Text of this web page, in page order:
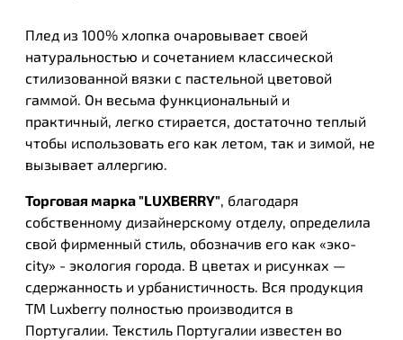
Плед из 100% хлопка очаровывает своей
натуральностью и сочетанием классической
стилизованной вязки с пастельной цветовой
гаммой. Он весьма функциональный и
практичный, легко стирается, достаточно теплый
чтобы использовать его как летом, так и зимой, не
вызывает аллергию.
Торговая марка "LUXBERRY" , благодаря
собственному дизайнерскому отделу, определила
свой фирменный стиль, обозначив его как «эко-
city» - экология города. В цветах и рисунках —
сдержанность и урбанистичность. Вся продукция
ТМ Luxberry полностью производится в
Португалии. Текстиль Португалии известен во